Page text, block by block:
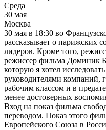
Среда
30 мая
Москва
30 мая в 18:30 во
рассказывает о парижских
лидеров. Кроме того,
режиссер фильма Доминик
которую я хотел
руководителями компаний,
рабочим классом и в
менее достоверных
Вход на показ фильма
переводом. Показ этого
Европейского Союза в